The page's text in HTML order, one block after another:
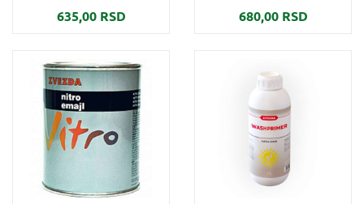
635,00 RSD 680,00 RSD